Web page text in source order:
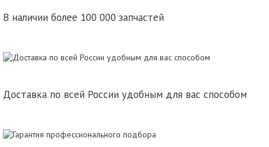
В наличии более 100 000 запчастей
Доставка по всей России удобным для вас способом